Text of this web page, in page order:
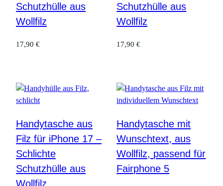
Schutzhülle aus
Wollfilz
17,90 €
Schutzhülle aus
Wollfilz
17,90€
Handytasche aus
Filz für iPhone 17 –
Schlichte
Schutzhülle aus
Wollfilz
Handytasche mit
Wunschtext, aus
Wollfilz, passend für
Fairphone 5